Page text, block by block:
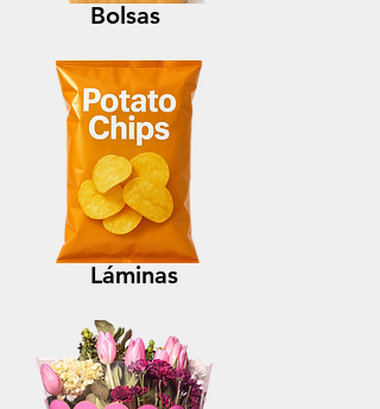
Bolsas
Láminas